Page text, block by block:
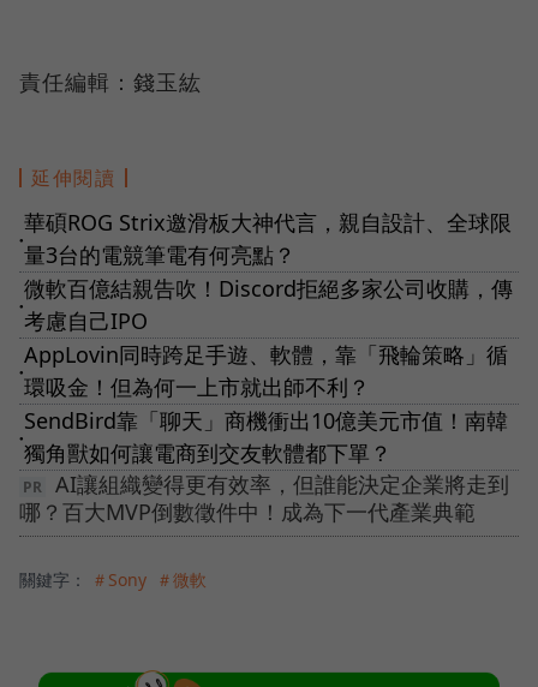
責任編輯：錢玉紘
延伸閱讀
●
華碩ROG Strix邀滑板大神代言，親自設計、全球限
量3台的電競筆電有何亮點？
●
微軟百億結親告吹！Discord拒絕多家公司收購，傳
考慮自己IPO
●
AppLovin同時跨足手遊、軟體，靠「飛輪策略」循
環吸金！但為何一上市就出師不利？
●
SendBird靠「聊天」商機衝出10億美元市值！南韓
獨角獸如何讓電商到交友軟體都下單？
AI讓組織變得更有效率，但誰能決定企業將走到
哪？百大MVP倒數徵件中！成為下一代產業典範
關鍵字： ＃Sony ＃微軟